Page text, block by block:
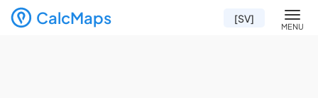
CalcMaps MENU
[SV]